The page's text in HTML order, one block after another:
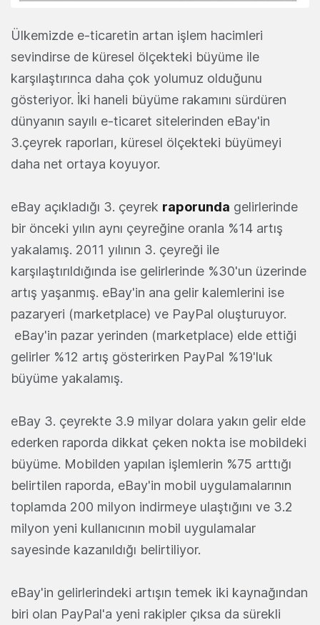
Ülkemizde e-ticaretin artan işlem hacimleri
sevindirse de küresel ölçekteki büyüme ile
karşılaştırınca daha çok yolumuz olduğunu
gösteriyor. İki haneli büyüme rakamını sürdüren
dünyanın sayılı e-ticaret sitelerinden eBay'in
3.çeyrek raporları, küresel ölçekteki büyümeyi
daha net ortaya koyuyor.
eBay açıkladığı 3. çeyrek raporunda gelirlerinde
bir önceki yılın aynı çeyreğine oranla %14 artış
yakalamış. 2011 yılının 3. çeyreği ile
karşılaştırıldığında ise gelirlerinde %30'un üzerinde
artış yaşanmış. eBay'in ana gelir kalemlerini ise
pazaryeri (marketplace) ve PayPal oluşturuyor.
eBay'in pazar yerinden (marketplace) elde ettiği
gelirler %12 artış gösterirken PayPal %19'luk
büyüme yakalamış.
eBay 3. çeyrekte 3.9 milyar dolara yakın gelir elde
ederken raporda dikkat çeken nokta ise mobildeki
büyüme. Mobilden yapılan işlemlerin %75 arttığı
belirtilen raporda, eBay'in mobil uygulamalarının
toplamda 200 milyon indirmeye ulaştığını ve 3.2
milyon yeni kullanıcının mobil uygulamalar
sayesinde kazanıldığı belirtiliyor.
eBay'in gelirlerindeki artışın temek iki kaynağından
biri olan PayPal'a yeni rakipler çıksa da sürekli